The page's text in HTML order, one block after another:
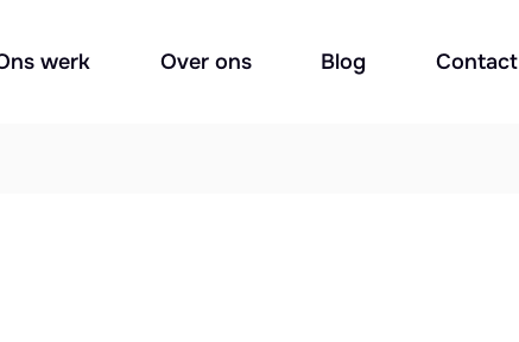
werk Over ons Blog Contact